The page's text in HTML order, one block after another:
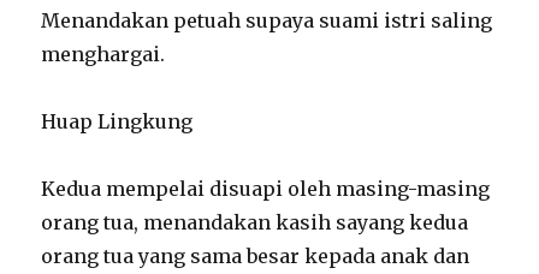
Menandakan petuah supaya suami istri saling
menghargai.
Huap Lingkung
Kedua mempelai disuapi oleh masing-masing
orang tua, menandakan kasih sayang kedua
orang tua yang sama besar kepada anak dan